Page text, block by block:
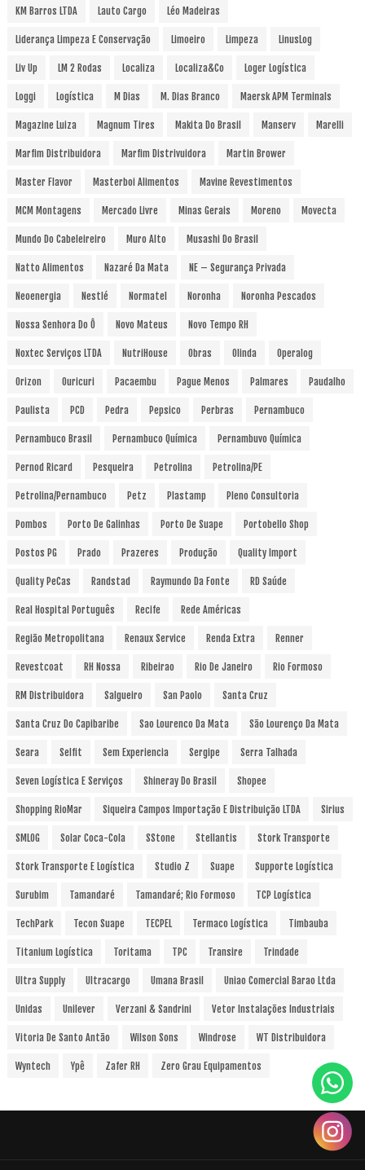
KM Barros LTDA Lauto Cargo Léo Madeiras
Liderança Limpeza E Conservação Limoeiro Limpeza LinusLog
Liv Up LM 2 Rodas Localiza Localiza&Co Loger Logística
Loggi Logística M Dias M. Dias Branco Maersk APM Terminals
Magazine Luiza Magnum Tires Makita Do Brasil Manserv Marelli
Marfim Distribuidora Marfim Distrivuidora Martin Brower
Master Flavor Masterboi Alimentos Mavine Revestimentos
MCM Montagens Mercado Livre Minas Gerais Moreno Movecta
Mundo Do Cabeleireiro Muro Alto Musashi Do Brasil
Natto Alimentos Nazaré Da Mata NE – Segurança Privada
Neoenergia Nestlé Normatel Noronha Noronha Pescados
Nossa Senhora Do Ô Novo Mateus Novo Tempo RH
Noxtec Serviços LTDA NutriHouse Obras Olinda Operalog
Orizon Ouricuri Pacaembu Pague Menos Palmares Paudalho
Paulista PCD Pedra Pepsico Perbras Pernambuco
Pernambuco Brasil Pernambuco Química Pernambuvo Química
Pernod Ricard Pesqueira Petrolina Petrolina/PE
Petrolina/Pernambuco Petz Plastamp Pleno Consultoria
Pombos Porto De Galinhas Porto De Suape Portobello Shop
Postos PG Prado Prazeres Produção Quality Import
Quality PeCas Randstad Raymundo Da Fonte RD Saúde
Real Hospital Português Recife Rede Américas
Região Metropolitana Renaux Service Renda Extra Renner
Revestcoat RH Nossa Ribeirao Rio De Janeiro Rio Formoso
RM Distribuidora Salgueiro San Paolo Santa Cruz
Santa Cruz Do Capibaribe Sao Lourenco Da Mata São Lourenço Da Mata
Seara Selfit Sem Experiencia Sergipe Serra Talhada
Seven Logística E Serviços Shineray Do Brasil Shopee
Shopping RioMar Siqueira Campos Importação E Distribuição LTDA Sirius
SMLOG Solar Coca-Cola SStone Stellantis Stork Transporte
Stork Transporte E Logística Studio Z Suape Supporte Logística
Surubim Tamandaré Tamandaré; Rio Formoso TCP Logística
TechPark Tecon Suape TECPEL Termaco Logística Timbauba
Titanium Logística Toritama TPC Transire Trindade
Ultra Supply Ultracargo Umana Brasil Uniao Comercial Barao Ltda
Unidas Unilever Verzani & Sandrini Vetor Instalações Industriais
Vitoria De Santo Antão Wilson Sons Windrose WT Distribuidora
Wyntech Ypê Zafer RH Zero Grau Equipamentos